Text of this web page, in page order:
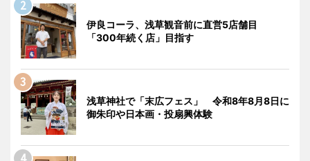
伊良コーラ、浅草観音前に直営5店舗目
「300年続く店」目指す
浅草神社で「末広フェス」 令和8年8月8日に
御朱印や日本画・投扇興体験